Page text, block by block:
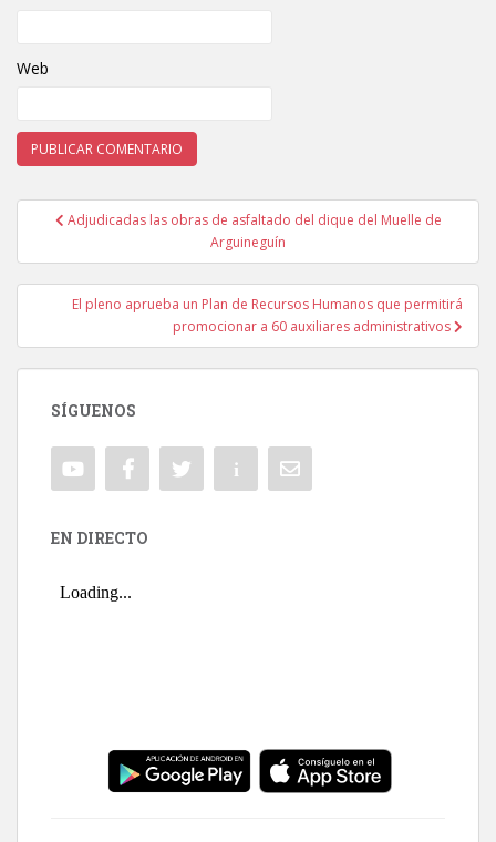
Web
Navegación de entradas
Adjudicadas las obras de asfaltado del dique del Muelle de
Arguineguín
El pleno aprueba un Plan de Recursos Humanos que permitirá
promocionar a 60 auxiliares administrativos
SÍGUENOS
EN DIRECTO